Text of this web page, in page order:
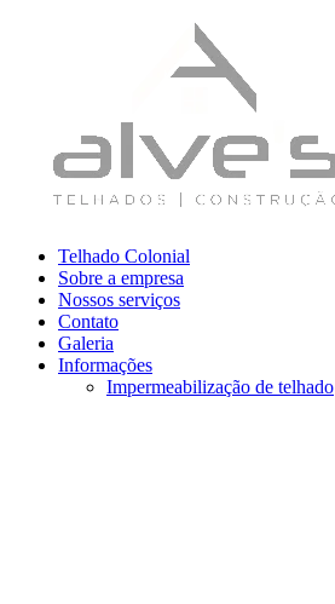
Telhado Colonial
Sobre a empresa
Nossos serviços
Contato
Galeria
Informações
Impermeabilização de telhado